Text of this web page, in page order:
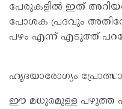
പേരുകളിൽ ഇത്
പോശക പ്രദവും
പഴം എന്ന് എടുത്ത്
ഹൃദയാരോഗ്യം
ഈ മധുരമുള്ള പഴുത്ത